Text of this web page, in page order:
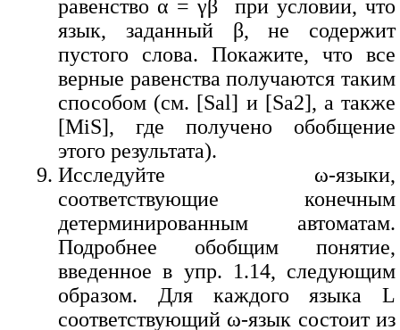
равенство α = γβ
при условии, что
язык, заданный β, не содержит
пустого слова. Покажите, что все
верные равенства получаются таким
способом (см. [Sal] и [Sa2], а также
[MiS], где получено обобщение
этого результата).
Исследуйте ω-языки,
соответствующие конечным
детерминированным автоматам.
Подробнее обобщим понятие,
введенное в упр. 1.14, следующим
образом. Для каждого языка L
соответствующий ω-язык состоит из